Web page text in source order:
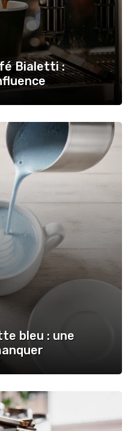
Bialetti :
bleu : une